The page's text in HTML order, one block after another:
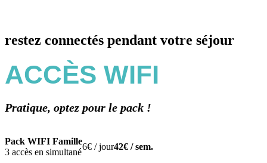
restez connectés pendant votre séjour
ACCÈS WIFI
Pratique, optez pour le pack !
Pack WIFI Famille
3 accès en simultané
6€ / jour42€ / sem.